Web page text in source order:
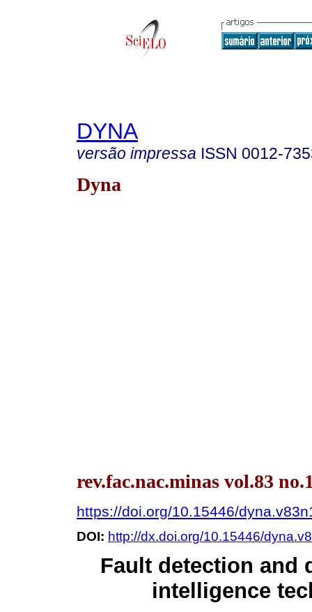
DYNA
versão impressa ISSN 0012-
Dyna
rev.fac.nac.minas vol.83
https://doi.org/10.15446/
DOI: http://dx.doi.org/10.15446/
Fault detection and
intelligence